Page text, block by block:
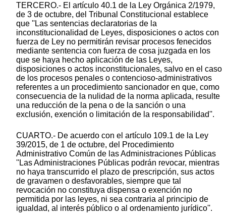
TERCERO.- El artículo 40.1 de la Ley Orgánica 2/1979,
de 3 de octubre, del Tribunal Constitucional establece
que ''Las sentencias declaratorias de la
inconstitucionalidad de Leyes, disposiciones o actos con
fuerza de Ley no permitirán revisar procesos fenecidos
mediante sentencia con fuerza de cosa juzgada en los
que se haya hecho aplicación de las Leyes,
disposiciones o actos inconstitucionales, salvo en el caso
de los procesos penales o contencioso-administrativos
referentes a un procedimiento sancionador en que, como
consecuencia de la nulidad de la norma aplicada, resulte
una reducción de la pena o de la sanción o una
exclusión, exención o limitación de la responsabilidad''.
CUARTO.- De acuerdo con el artículo 109.1 de la Ley
39/2015, de 1 de octubre, del Procedimiento
Administrativo Común de las Administraciones Públicas
''Las Administraciones Públicas podrán revocar, mientras
no haya transcurrido el plazo de prescripción, sus actos
de gravamen o desfavorables, siempre que tal
revocación no constituya dispensa o exención no
permitida por las leyes, ni sea contraria al principio de
igualdad, al interés público o al ordenamiento jurídico''.